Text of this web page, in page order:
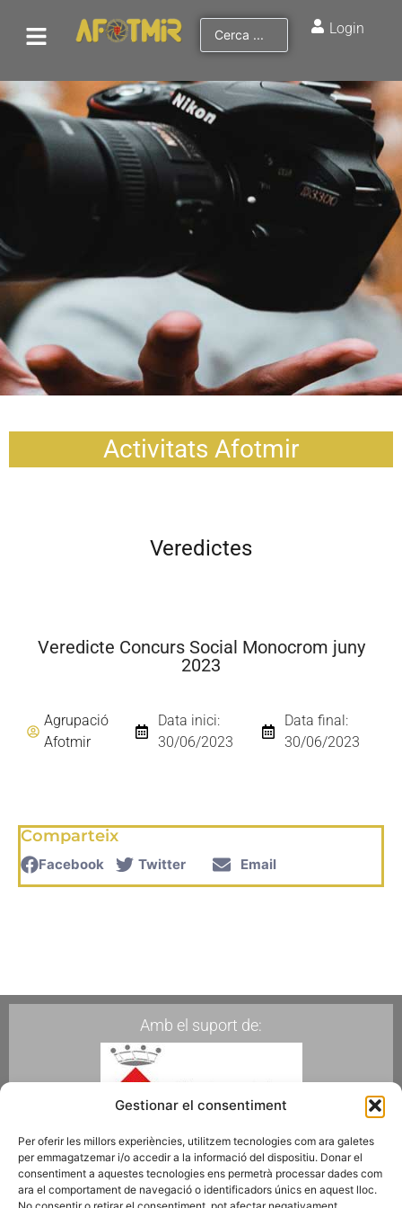
Gestionar el consentiment
Per oferir les millors experiències, utilitzem tecnologies com ara galetes
per emmagatzemar i/o accedir a la informació del dispositiu. Donar el
consentiment a aquestes tecnologies ens permetrà processar dades com
ara el comportament de navegació o identificadors únics en aquest lloc.
Login
Activitats Afotmir
Veredictes
Veredicte Concurs Social Monocrom juny
2023
Agrupació
Afotmir
Data inici:
30/06/2023
Data final:
30/06/2023
Comparteix
Facebook Twitter Email
Amb el suport de:
Membres de: